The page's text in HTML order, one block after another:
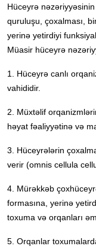
Hüceyrə
quruluşu, çoxalması,
yerinə yetirdiyi
Müasir hüceyrə
1. Hüceyrə canlı
vahididir.
2. Müxtəlif
həyat fəaliyyətinə və
3. Hüceyrələrin
verir (omnis cellula
4. Mürəkkəb
formasına, yerinə
toxuma və orqanları
5. Orqanlar